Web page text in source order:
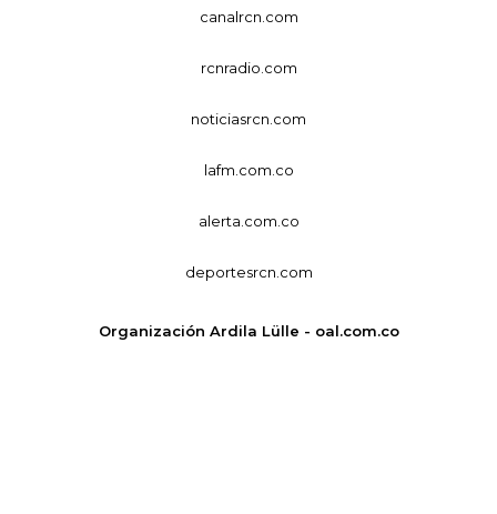
canalrcn.com
rcnradio.com
noticiasrcn.com
lafm.com.co
alerta.com.co
deportesrcn.com
Organización Ardila Lülle - oal.com.co